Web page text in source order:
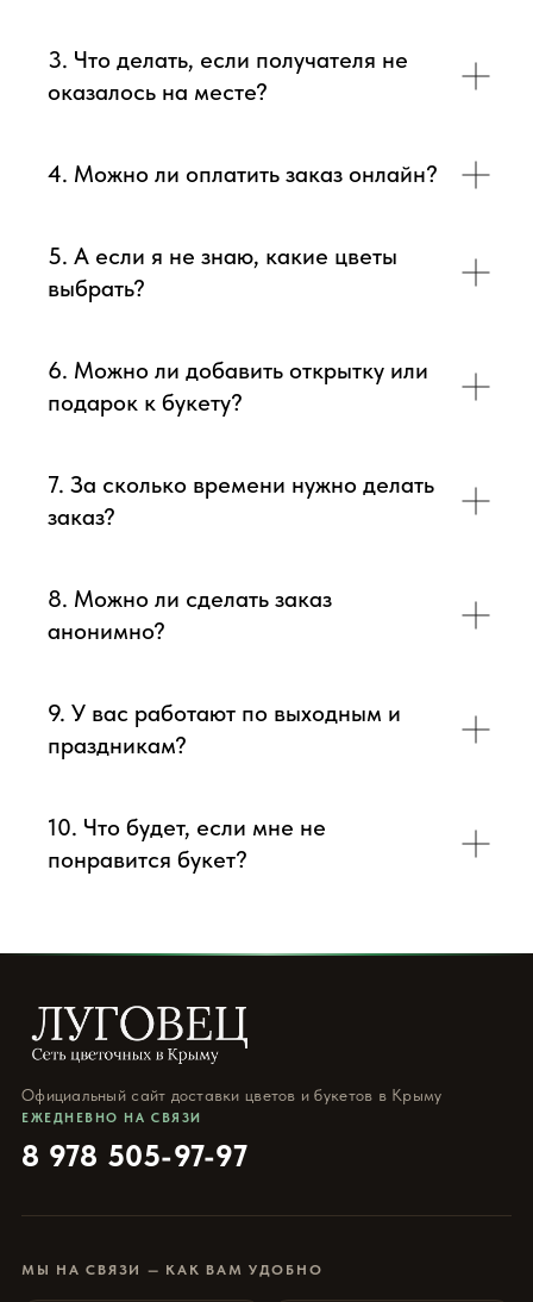
3. Что делать, если получателя не
оказалось на месте?
4. Можно ли оплатить заказ онлайн?
5. А если я не знаю, какие цветы
выбрать?
6. Можно ли добавить открытку или
подарок к букету?
7. За сколько времени нужно делать
заказ?
8. Можно ли сделать заказ
анонимно?
9. У вас работают по выходным и
праздникам?
10. Что будет, если мне не
понравится букет?
Официальный сайт доставки цветов и букетов в Крыму
ЕЖЕДНЕВНО НА СВЯЗИ
8 978 505-97-97
МЫ НА СВЯЗИ — КАК ВАМ УДОБНО